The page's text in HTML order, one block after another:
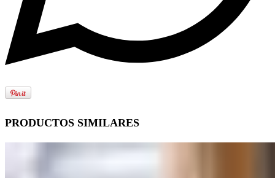
PRODUCTOS SIMILARES